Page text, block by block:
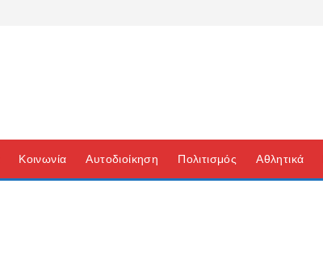
Κοινωνία Αυτοδιοίκηση Πολιτισμός Αθλητικά